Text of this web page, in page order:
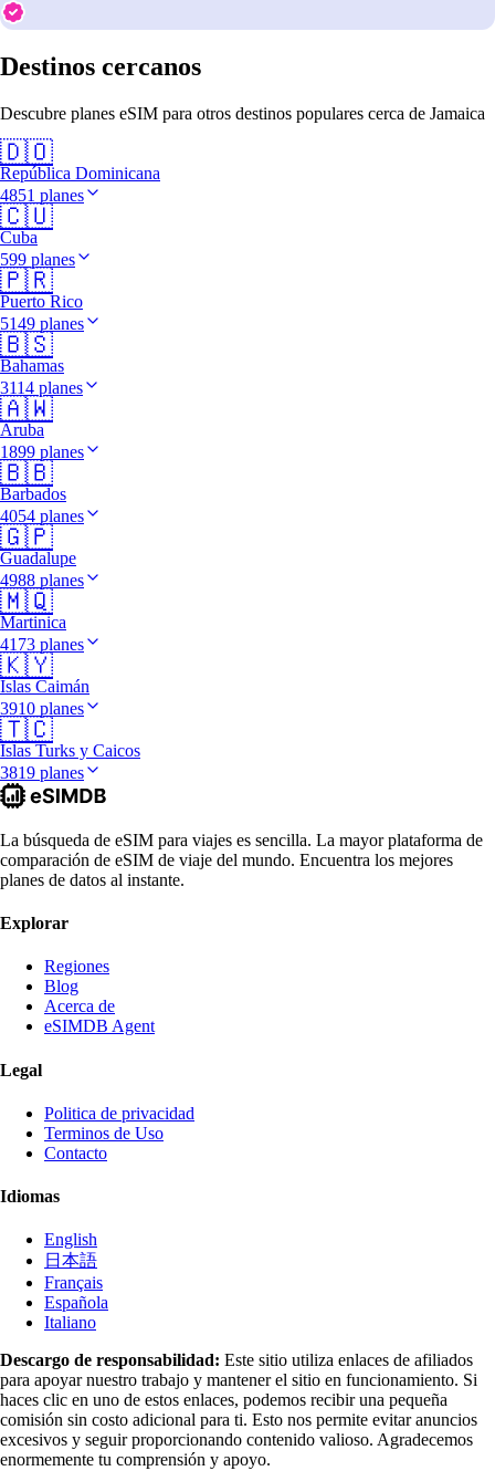
Destinos cercanos
Descubre planes eSIM para otros destinos populares cerca de Jamaica
🇩🇴
República Dominicana
4851 planes
🇨🇺
Cuba
599 planes
🇵🇷
Puerto Rico
5149 planes
🇧🇸
Bahamas
3114 planes
🇦🇼
Aruba
1899 planes
🇧🇧
Barbados
4054 planes
🇬🇵
Guadalupe
4988 planes
🇲🇶
Martinica
4173 planes
🇰🇾
Islas Caimán
3910 planes
🇹🇨
Islas Turks y Caicos
3819 planes
La búsqueda de eSIM para viajes es sencilla. La mayor plataforma de
comparación de eSIM de viaje del mundo. Encuentra los mejores
planes de datos al instante.
Explorar
Regiones
Blog
Acerca de
eSIMDB Agent
Legal
Politica de privacidad
Terminos de Uso
Contacto
Idiomas
English
日本語
Français
Española
Italiano
Descargo de responsabilidad: Este sitio utiliza enlaces de afiliados
para apoyar nuestro trabajo y mantener el sitio en funcionamiento. Si
haces clic en uno de estos enlaces, podemos recibir una pequeña
comisión sin costo adicional para ti. Esto nos permite evitar anuncios
excesivos y seguir proporcionando contenido valioso. Agradecemos
enormemente tu comprensión y apoyo.